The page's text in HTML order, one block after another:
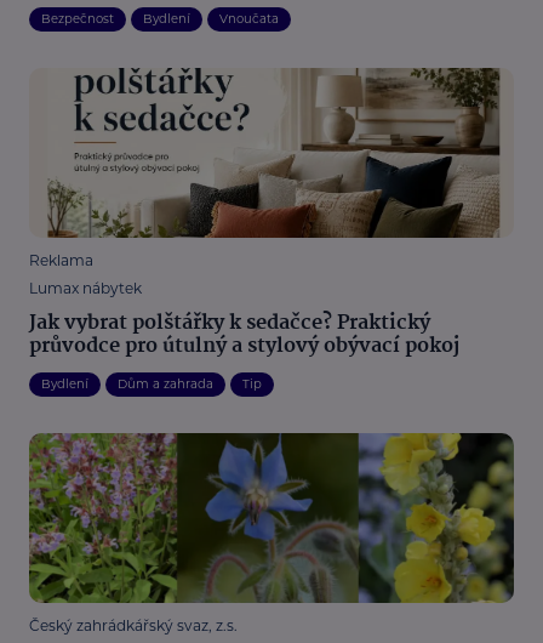
Bezpečnost Bydlení Vnoučata
Reklama
Lumax nábytek
Jak vybrat polštářky k sedačce? Praktický
průvodce pro útulný a stylový obývací pokoj
Bydlení Dům a zahrada Tip
Český zahrádkářský svaz, z.s.